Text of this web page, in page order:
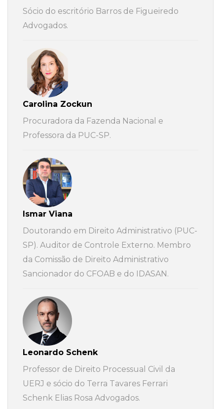
Sócio do escritório Barros de Figueiredo
Advogados.
Carolina Zockun
Procuradora da Fazenda Nacional e
Professora da PUC-SP.
Ismar Viana
Doutorando em Direito Administrativo (PUC-
SP). Auditor de Controle Externo. Membro
da Comissão de Direito Administrativo
Sancionador do CFOAB e do IDASAN.
Leonardo Schenk
Professor de Direito Processual Civil da
UERJ e sócio do Terra Tavares Ferrari
Schenk Elias Rosa Advogados.